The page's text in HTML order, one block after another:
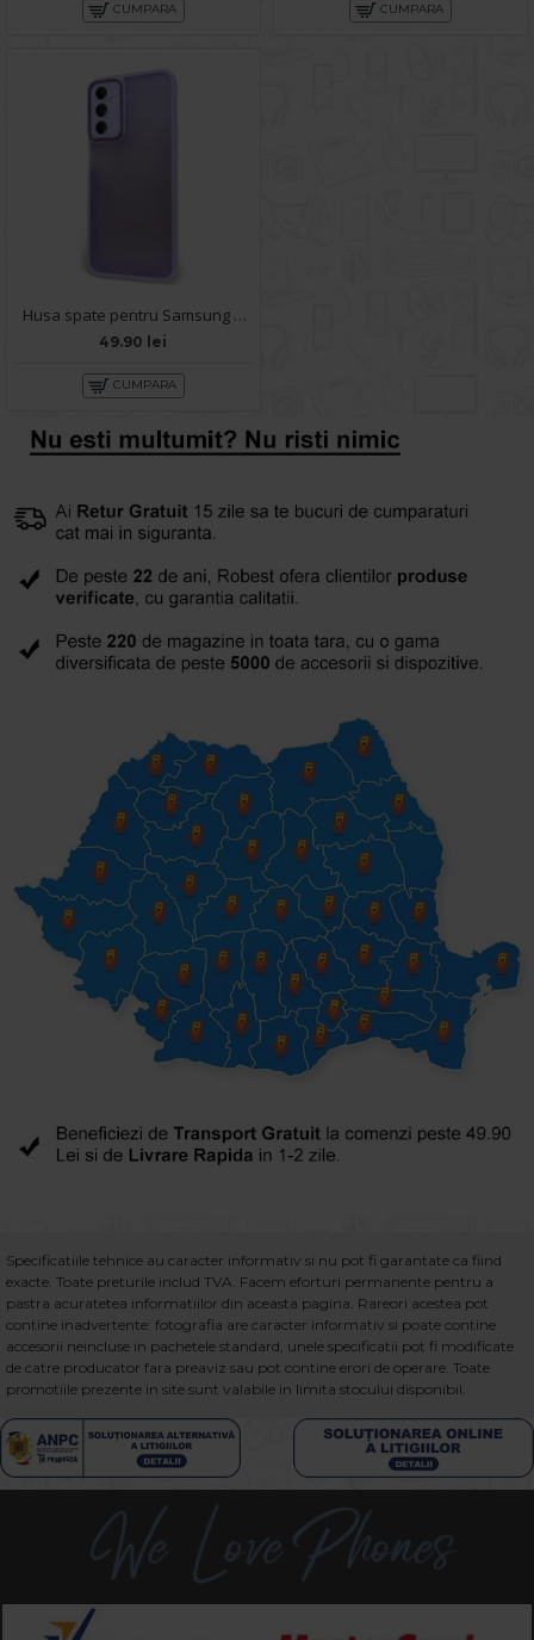
CUMPARA CUMPARA
Husa spate pentru Samsung Galaxy A14- Catwalk Case Mov
49.90 lei
CUMPARA
Specificatiile tehnice au caracter informativ si nu pot fi garantate ca fiind
exacte. Toate preturile includ TVA. Facem eforturi permanente pentru a
pastra acuratetea informatiilor din aceasta pagina. Rareori acestea pot
contine inadvertente: fotografia are caracter informativ si poate contine
accesorii neincluse in pachetele standard, unele specificatii pot fi modificate
de catre producator fara preaviz sau pot contine erori de operare. Toate
promotiile prezente in site sunt valabile in limita stocului disponibil.